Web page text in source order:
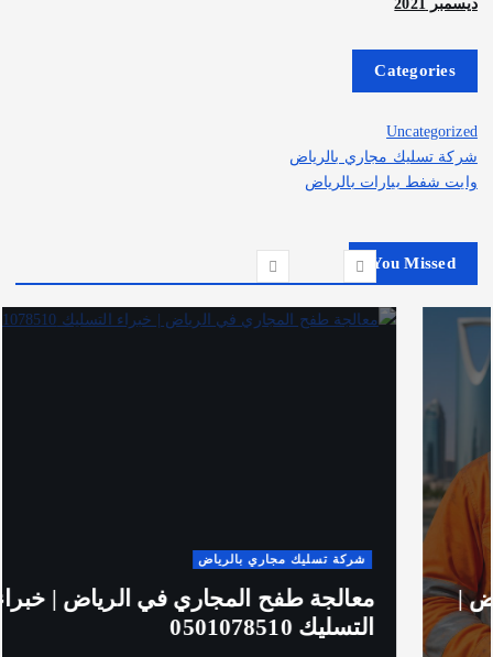
ديسمبر 2021
Categories
Uncategorized
شركة تسليك مجاري بالرياض
وايت شفط بيارات بالرياض
You Missed
شركة تسليك مجاري بالرياض
معالجة طفح المجاري في الرياض | خبراء
التسليك 0501078510